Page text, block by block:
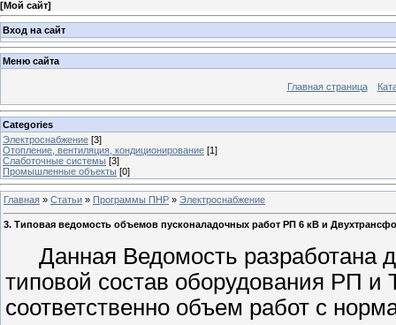
[Мой сайт]
Вход на сайт
Меню сайта
Главная страница
Categories
Электроснабжение [3]
Отопление, вентиляция, кондиционирование [1]
Слаботочные системы [3]
Промышленные объекты [0]
Главная » Статьи » Программы ПНР » Электроснабжение
3. Типовая ведомость объемов пусконаладочных работ РП 6 кВ и
Данная Ведомость разработана
типовой состав оборудования РП
соответственно объем работ с